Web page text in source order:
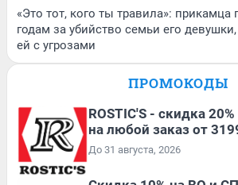
«Это тот, кого ты травила»: прикамца
годам за убийство семьи его
ей с угрозами
ПРОМОКОДЫ
ROSTIC'S - скидка
на любой заказ от
До 31 августа, 2026